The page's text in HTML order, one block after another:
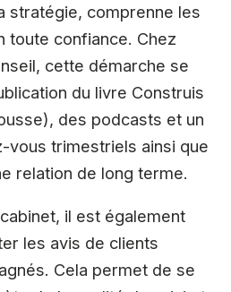
stratégie, comprenne les
toute confiance. Chez
cette démarche se
du livre Construis
des podcasts et un
vous trimestriels ainsi que
relation de long terme.
il est également
les avis de clients
Cela permet de se